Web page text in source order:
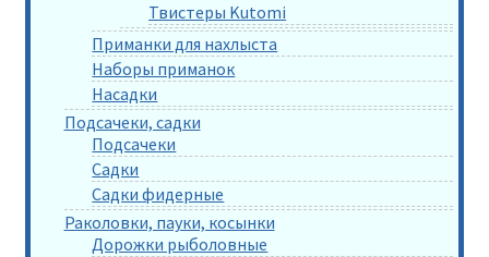
Твистеры Kutomi
Приманки для нахлыста
Наборы приманок
Насадки
Подсачеки, садки
Подсачеки
Садки
Садки фидерные
Раколовки, пауки, косынки
Дорожки рыболовные